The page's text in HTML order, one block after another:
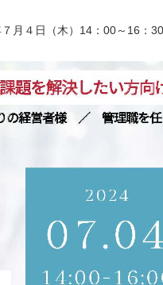
月４日（木）14：00～16：